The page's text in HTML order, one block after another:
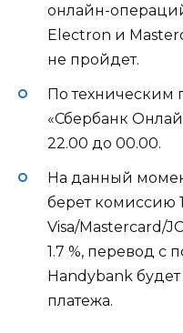
онлайн-
Electron и
не пройдет.
По техническим
«Сбербанк
22.00 до 00.00.
На данный
берет комиссию
Visa/Mastercard/
1.7 %, перевод с
Handybank будет
платежа.